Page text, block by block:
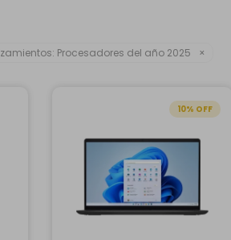
Procesadores del año 2025
10